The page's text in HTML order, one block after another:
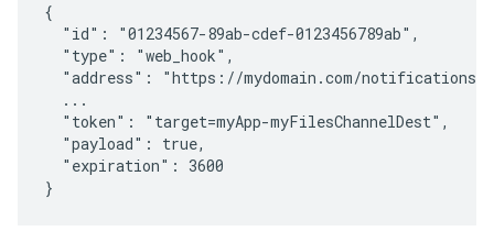
{
  "id": "01234567-89ab-cdef-0123456789ab",
  "type": "web_hook",
  "address": "https://mydomain.com/notifications",
  ...
  "token": "target=myApp-myFilesChannelDest",
  "payload": true,
  "expiration": 3600
}